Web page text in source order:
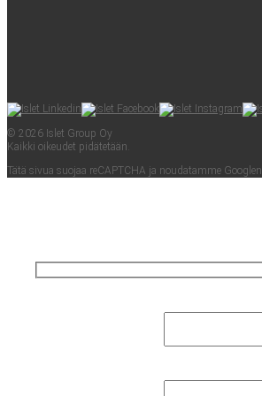
© 2026 Islet Group Oy
Kaik­ki oikeu­det pidätetään.
Tätä sivua suo­jaa reCAPTC­HA ja nou­da­tam­me Googlen